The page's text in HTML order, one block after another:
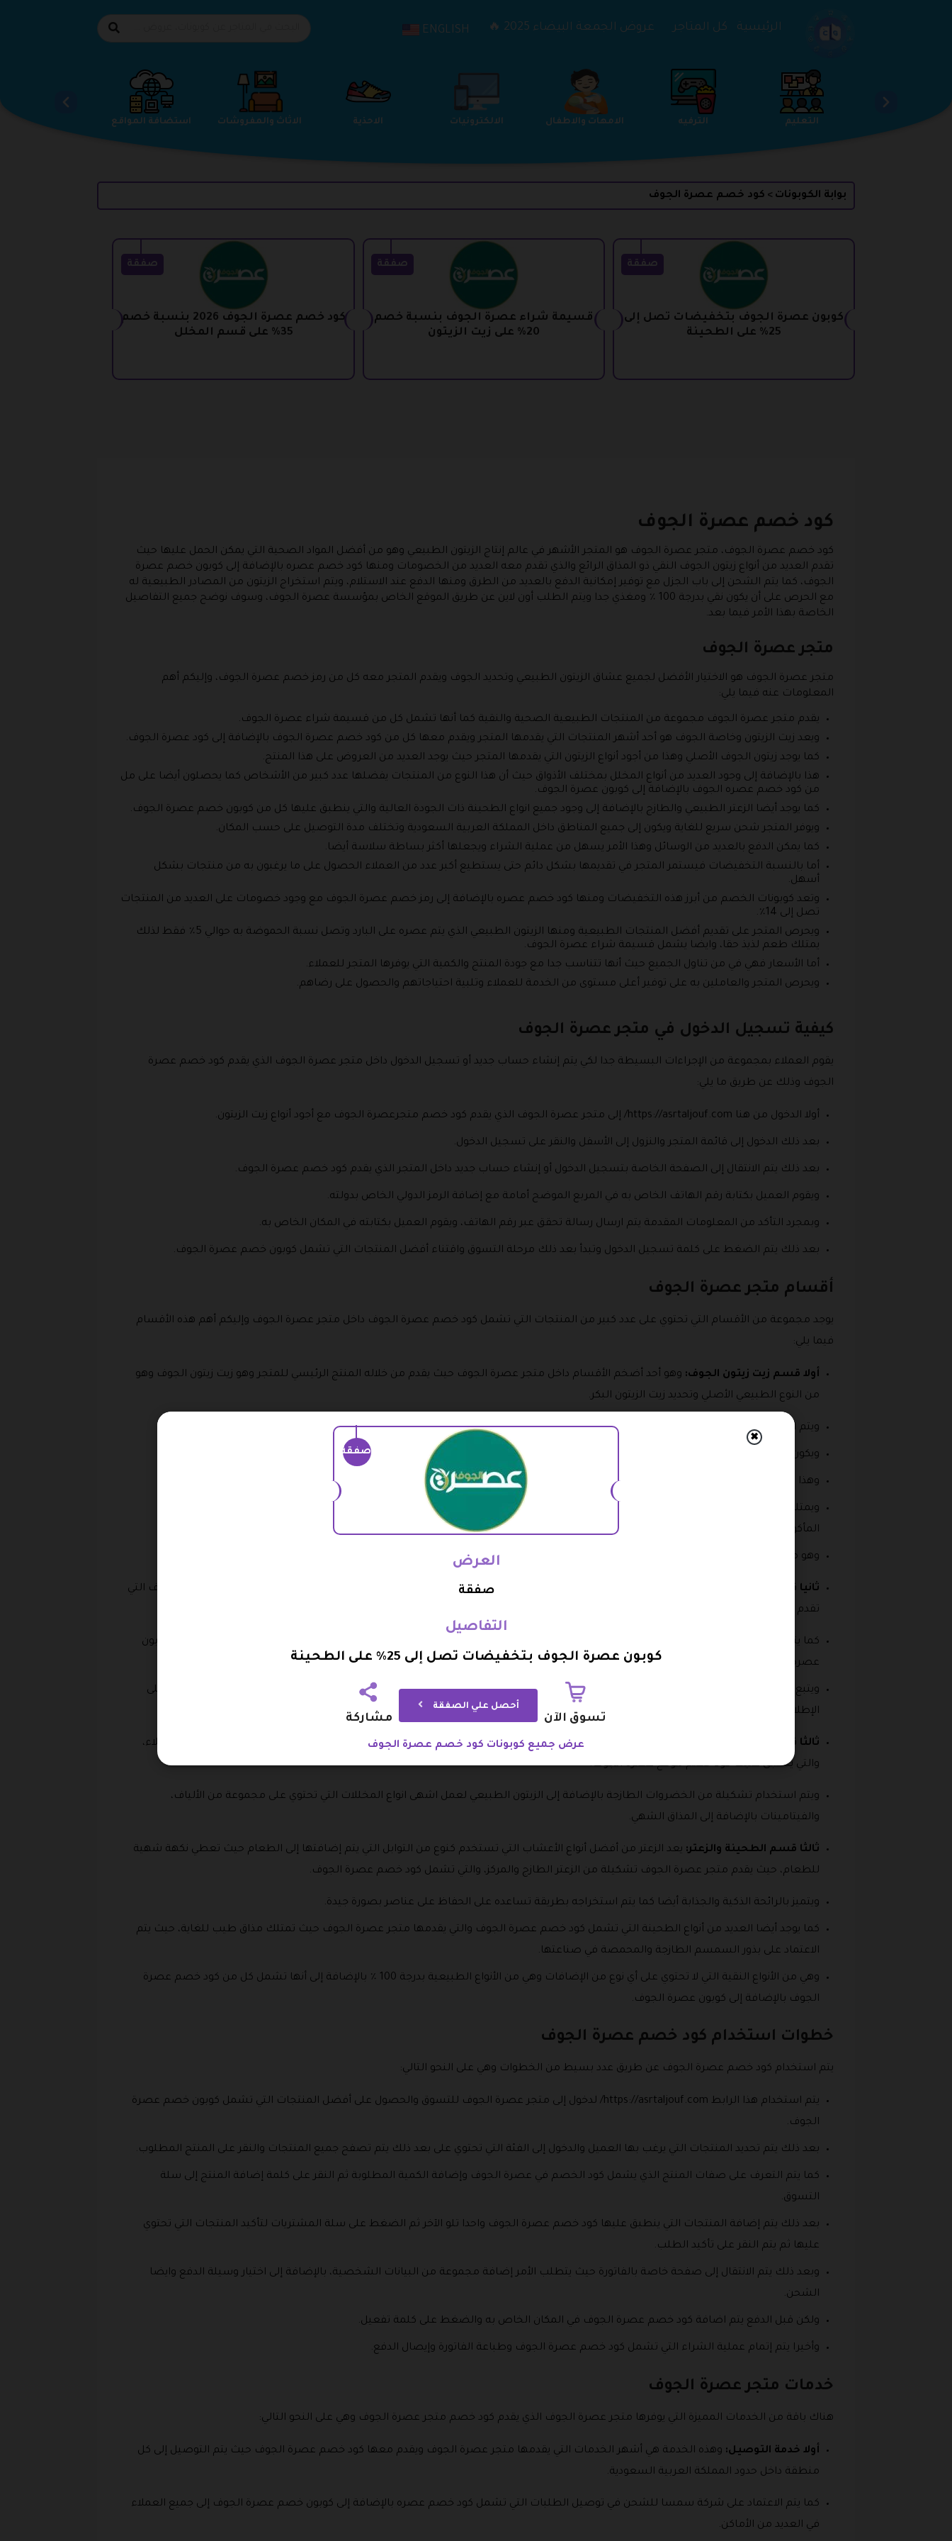
الرئيسية كل المتاجر عروض الجمعة البيضاء 2025 🔥 ENGLISH
استضافة المواقع الاثاث والمفروشات الاحذية الالكترونيات الامهات والاطفال الترفيه التعليم الجمال والعناية الخدمات
بوابة الكوبونات > كود خصم عصرة الجوف
صفقة
كوبون عصرة الجوف بتخفيضات تصل إلى
25% على الطحينة
صفقة
قسيمة شراء عصرة الجوف بنسبة خصم
20% على زيت الزيتون
صفقة
كود خصم عصرة الجوف 2026 بنسبة خصم
35% على قسم المخلل
كود خصم عصرة الجوف
كود خصم عصرة الجوف، متجر عصرة الجوف هو المتجر الأشهر في عالم إنتاج الزيتون الطبيعي وهو من أفضل المواد الصحية التي يمكن الحمل عليها حيث
تقدم العديد من أنواع زيتون الجوف النقي ذو المذاق الرائع والذي تقدم معه العديد من الخصومات ومنها كود خصم عصره بالإضافة إلى كوبون خصم عصرة
الجوف، كما يتم الشحن إلى باب الجزل مع توفير إمكانية الدفع بالعديد من الطرق ومنها الدفع عند الاستلام، ويتم استخراج الزيتون من المصادر الطبيعية له
مع الحرص على أن يكون نقي بدرجة 100 ٪ ومغذي جدا ويتم الطلب أون لاين عن طريق الموقع الخاص بمؤسسة عصرة الجوف، وسوف نوضح جميع التفاصيل
الخاصة بهذا الأمر فيما بعد.
متجر عصرة الجوف
متجر عصرة الجوف هو الاختيار الأفضل لجميع عشاق الزيتون الطبيعي وتحديد الجوف ويقدم المتجر معه كل من رمز خصم عصرة الجوف، وإليكم أهم
المعلومات عنه فيما يلي:
يقدم متجر عصرة الجوف مجموعة من المنتجات الطبيعية الصحية والنقية كما أنها تشمل كل من قسيمة شراء عصرة الجوف.
ويعد زيت الزيتون وخاصة الجوف هو أحد أشهر المنتجات التي يقدمها المتجر ويقدم معها كل من كود خصم عصرة الجوف بالإضافة إلى كود عصرة الجوف.
كما يوجد زيتون الجوف الأصلي وهذا من أجود أنواع الزيتون التي يقدمها المتجر حيث يوجد العديد من العروض على هذا المنتج.
هذا بالإضافة إلى وجود العديد من أنواع المخلل بمختلف الأذواق حيث أن هذا النوع من المنتجات يفضلها عدد كبير من الأشخاص كما يحصلون أيضا على مل
من كود خصم عصره الجوف بالإضافة إلى كوبون عصرة الجوف.
كما يوجد أيضا الزعتر الطبيعي والطازج بالإضافة إلى وجود جميع انواع الطحينة ذات الجودة العالية والتي ينطبق عليها كل من كوبون خصم عصرة الجوف.
ويوفر المتجر شحن سريع للغاية ويكون إلى جميع المناطق داخل المملكة العربية السعودية وتختلف مدة التوصيل على حسب المكان.
كما يمكن الدفع بالعديد من الوسائل وهذا الأمر يسهل من عملية الشراء ويجعلها أكثر بساطة سلاسة أيضا.
أما بالنسبة التخفيضات فيستمر المتجر في تقديمها بشكل دائم حتى يستطيع أكبر عدد من العملاء الحصول على ما يرغبون به من منتجات بشكل
أسهل.
وتعد كوبونات الخصم من أبرز هذه التخفيضات ومنها كود خصم عصره بالإضافة إلى رمز خصم عصرة الجوف مع وجود خصومات على العديد من المنتجات
تصل إلى 14٪.
ويحرص المتجر على تقديم أفضل المنتجات الطبيعية ومنها الزيتون الطبيعي الذي يتم عصره على البارد وتصل نسبة الحموضة به حوالي 5٪ فقط لذلك
يمتلك طعم لذيذ حقا، وايضا يشمل قسيمة شراء عصرة الجوف.
أما الأسعار فهي في من تناول الجميع حيث أنها تتناسب جدا مع جودة المنتج والكمية التي يوفرها المتجر للعملاء.
ويحرص المتجر والعاملين به على توفير أعلى مستوى من الخدمة للعملاء وتلبية احتياجاتهم والحصول على رضاهم.
كيفية تسجيل الدخول في متجر عصرة الجوف
يقوم العملاء بمجموعة من الإجراءات البسيطة جدا لكي يتم إنشاء حساب جديد أو تسجيل الدخول داخل متجر عصرة الجوف الذي يقدم كود خصم عصرة
الجوف وذلك عن طريق ما يلي:
أولا الدخول من هنا https://asrtaljouf.com/ إلى متجر عصرة الجوف الذي يقدم كود خصم متجرعصرة الجوف مع أجود أنواع زيت الزيتون.
بعد ذلك الدخول إلى قائمة المتجر والنزول إلى الأسفل والنقر على تسجيل الدخول.
بعد ذلك يتم الانتقال إلى الصفحة الخاصة بتسجيل الدخول أو إنشاء حساب جديد داخل المتجر الذي يقدم كود خصم عصرة الجوف.
ويقوم العميل بكتابة رقم الهاتف الخاص به في المربع الموضح أمامة مع إضافة الرمز الدولي الخاص بدولته.
وبمجرد التأكد من المعلومات المقدمة يتم ارسال رسالة تحقق عبر رقم الهاتف، ويقوم العميل بكتابته في المكان الخاص به.
بعد ذلك يتم الضغط على كلمة تسجيل الدخول وتبدأ بعد ذلك مرحلة التسوق واقتناء أفضل المنتجات التي تشمل كوبون خصم عصرة الجوف.
أقسام متجر عصرة الجوف
يوجد مجموعة من الأقسام التي تحتوي على عدد كبير من المنتجات التي تشمل كود خصم عصرة الجوف داخل متجر عصرة الجوف وإليكم أهم هذه الأقسام
فيما يلي:
أولا قسم زيت زيتون الجوف: وهو أحد أضخم الأقسام داخل متجر عصرة الجوف حيث يقدم من خلاله المنتج الرئيسي للمتجر وهو زيت زيتون الجوف وهو
من النوع الطبيعي الأصلي وتحديد زيت الزيتون البكر.
ويتم استخراج هذا النوع من مزارع عصرة الجوف ويكون على البرد تماما وتكون نسبة الحموضة به لا تتجاوز 5٪ فقط.
ويكون طبيعي بدرجة 100 ٪ حيث تعمل المؤسسة على استخلاص الزيت بأحدث التقنيات التي تحافظ على نقاء زيت الزيتون عند استخراجه.
وهذا المنتج يشمل كل من رمز خصم عصرة الجوف والعديد من التخفيضات التي تصل إلى 14٪
ويمتلك هذا النوع من الزيوت أهمية كبيرة حيث يتم استخدامه في العناية بالبشرة والشعر بالإضافة إلى استخدامه في العديد من الوصفات وايضا
المأكولات حيث يمتلك مذاق جميع جدا.
وهو من الزيوت الصحية حيث أنه من أفضل وأهم المصادر الدهنية الصحية على الإطلاق ويشمل أيضا كل من قسيمة شراء عصرة الجوف.
ثانيا قسم زيتون الجوف:
وهنا يوجد الزيتون الطبيعي الذي يتم الحصول عليه من أجود أنواع الزيوت في العالم والتي تقوم بانتاجها مزارع عصرة الجوف التي
تقدم كود عصرة الجوف.
كما يتم إضافة مجموعة من النكهات المميزة له ويتم اقتناء هذه الأنواع بعناية فائقة حتى تصل إلى العملاء في أفضل حال و يحصلون أيضا على كوبون
عصرة الجوف.
ويتبع المتجر أفضل المعايير الخاصة بالجودة في التغليف والتعبئة وايضا عند قطف الزيتون، لذاك ينتج عنه أفضل أنواع الزيتون الطبيعي الصحي على
الإطلاق.
ثالثا قسم المخلل:
وهذا القسم مميز جدا حيث يتكون من مجموعة شهية جدا من المخللات وهي متنوعة لكي تتناسب مع الأذواق المتعددة للعملاء،
والتي ينطبق عليها كود خصم موقع عصرة الجوف.
ويتم استخدام تشكيلة من الخضروات الطازجة بالإضافة إلى الزيتون الطبيعي لعمل اشهى انواع المخللات التي تحتوي على مجموعة من الألياف،
والفيتامينات بالإضافة إلى المذاق الشهي.
ثالثا قسم الطحينة والزعتر: يعد الزعتر من أفضل أنواع الأعشاب التي تستخدم كنوع من التوابل التي يتم إضافتها إلى الطعام حيث تعطي نكهة شهية
للطعام، حيث يقدم متجر عصرة الجوف تشكيلة من الزعتر الطازج والمركز، والتي تشمل كود خصم عصرة الجوف.
ويتميز بالرائحة الذكية والجذابة أيضا كما يتم استخراجه بطريقة تساعده على الحفاظ على عناصر بصورة جيدة.
كما يوجد أيضا العديد من أنواع الطحينة التي تشمل كود خصم عصرة الجوف والتي يقدمها متجر عصرة الجوف حيث تمتلك مذاق طيب للغاية، حيث يتم
الاعتماد على بذور السمسم الطازجة والمحمصة في صناعتها.
وهي من الأنواع النقية التي لا تحتوي على أي نوع من الإضافات وهي من الأنواع الطبيعية بدرجة 100 ٪ بالإضافة إلى أنها تشمل كل من كود خصم عصرة
الجوف بالإضافة إلى كوبون عصرة الجوف.
خطوات استخدام كود خصم عصرة الجوف
يتم استخدام كود خصم عصرة الجوف عن طريق عدد بسيط من الخطوات وهي على النحو التالي:
يتم استخدام هذا الرابط https://asrtaljouf.com/ لدخول إلى متجر عصرة الجوف للتسوق والحصول على أفضل المنتجات التي تشمل كوبون خصم عصرة
الجوف.
بعد ذلك يتم تحديد المنتجات التي يرغب بها العميل والدخول إلى الفئة التي تحتوي على بعد ذلك يتم تصفح جميع المنتجات والنقر على المنتج المطلوب.
كما يتم التعرف على صفات المنتج الذي يشمل كود الخصم في عصرة الجوف وإضافة الكمية المطلوبة ثم النقر على كلمة إضافة المنتج إلى سلة
التسوق.
بعد ذلك يتم إضافة المنتجات التي ينطبق عليها كود خصم عصرة الجوف واحدا تلو الآخر ثم الضغط على سلة المشتريات لتأكيد المنتجات التي تحتوي
عليها ثم يتم النقر على تأكيد الطلب.
وبعد ذلك يتم الانتقال إلى صفحة خاصة بالفاتورة حيث يتطلب الأمر إضافة مجموعة من البيانات الشخصية، بالإضافة إلى اختيار وسيلة الدفع وايضا
الشحن.
ولكن قبل الدفع يتم اضافة كود خصم عصرة الجوف في المكان الخاص به والضغط على كلمة تفعيل.
وأخيرا يتم إتمام عملية الشراء التي تشمل كود خصم عصرة الجوف وطباعة الفاتورة وإيصال الدفع.
خدمات متجر عصرة الجوف
هناك باقة من الخدمات المميزة التي يوفرها متجر عصرة الجوف الذي يقدم كود خصم متجر عصرة الجوف وهي على النحو التالي:
أولا خدمة التوصيل: وهذه الخدمة هي أشهر الخدمات التي يقدمها متجر عصرة الجوف ويقدم معها كود خصم عصرة الجوف حيث يتم التوصيل إلى كل
منطقة داخل حدود المملكة العربية السعودية.
كما يتم الاعتماد على شركة سمسا للشحن في توصيل الطلبات التي تشمل كود خصم عصره بالإضافة إلى كوبون خصم عصرة الجوف إلى جميع العملاء
في العديد من الأماكن.
صفقة
✖
العرض
صفقة
التفاصيل
كوبون عصرة الجوف بتخفيضات تصل إلى 25% على الطحينة
تسوق الآن
أحصل علي الصفقة
مشاركة
عرض جميع كوبونات كود خصم عصرة الجوف